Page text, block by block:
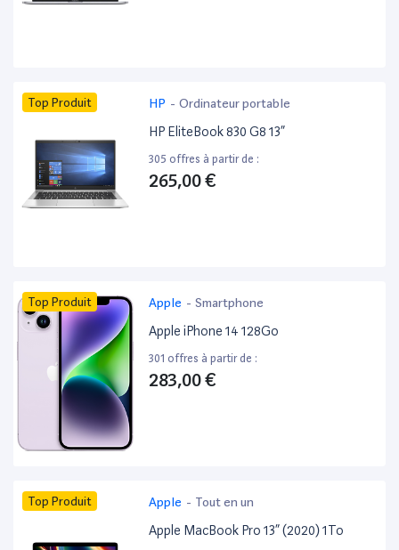
Top Produit HP - Ordinateur portable
HP EliteBook 830 G8 13”
305 offres à partir de :
265,00 €
Top Produit Apple - Smartphone
Apple iPhone 14 128Go
301 offres à partir de :
283,00 €
Top Produit Apple - Tout en un
Apple MacBook Pro 13” (2020) 1To